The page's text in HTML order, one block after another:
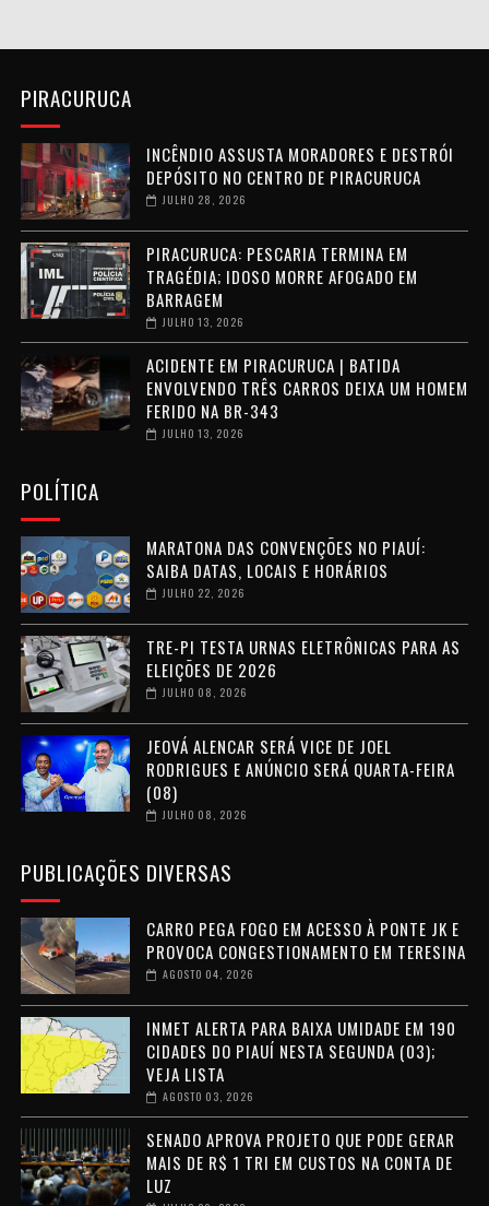
PIRACURUCA
INCÊNDIO ASSUSTA MORADORES E DESTRÓI
DEPÓSITO NO CENTRO DE PIRACURUCA
JULHO 28, 2026
PIRACURUCA: PESCARIA TERMINA EM
TRAGÉDIA; IDOSO MORRE AFOGADO EM
BARRAGEM
JULHO 13, 2026
ACIDENTE EM PIRACURUCA | BATIDA
ENVOLVENDO TRÊS CARROS DEIXA UM HOMEM
FERIDO NA BR-343
JULHO 13, 2026
POLÍTICA
MARATONA DAS CONVENÇÕES NO PIAUÍ:
SAIBA DATAS, LOCAIS E HORÁRIOS
JULHO 22, 2026
TRE-PI TESTA URNAS ELETRÔNICAS PARA AS
ELEIÇÕES DE 2026
JULHO 08, 2026
JEOVÁ ALENCAR SERÁ VICE DE JOEL
RODRIGUES E ANÚNCIO SERÁ QUARTA-FEIRA
(08)
JULHO 08, 2026
PUBLICAÇÕES DIVERSAS
CARRO PEGA FOGO EM ACESSO À PONTE JK E
PROVOCA CONGESTIONAMENTO EM TERESINA
AGOSTO 04, 2026
INMET ALERTA PARA BAIXA UMIDADE EM 190
CIDADES DO PIAUÍ NESTA SEGUNDA (03);
VEJA LISTA
AGOSTO 03, 2026
SENADO APROVA PROJETO QUE PODE GERAR
MAIS DE R$ 1 TRI EM CUSTOS NA CONTA DE
LUZ